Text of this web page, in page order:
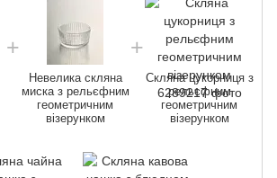
Невелика скляна
миска з рельєфним
геометричним
візерунком
Скляна цукорниця з
рельєфним
геометричним
візерунком